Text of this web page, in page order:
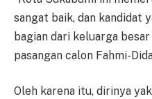
sangat baik, dan kandidat
bagian dari keluarga
pasangan calon Fahmi-
Oleh karena itu, dirinya